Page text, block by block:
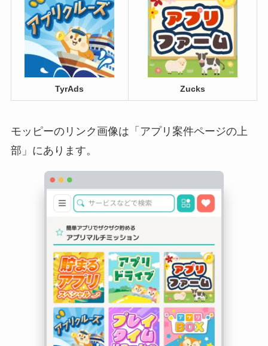
TyrAds Zucks
モッピーのリンク画像は「アプリ案件ページの上
部」にあります。